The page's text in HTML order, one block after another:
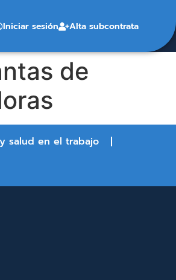
Iniciar sesión Alta subcontrata
de
salud en el trabajo